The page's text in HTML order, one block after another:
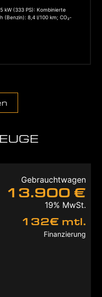
kW (333 PS): Kom­bi­nier­te
(Ben­zin): 8,4 l/100 km; CO₂-
Gebraucht­wa­gen
13.900 €
19% MwSt.
132€ mtl.
Finan­zie­rung